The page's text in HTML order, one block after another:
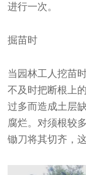
进行一次。
掘苗时
当园林工人挖苗
不及时把断根上
过多而造成土层
腐烂。对须根较
锄刀将其切齐，